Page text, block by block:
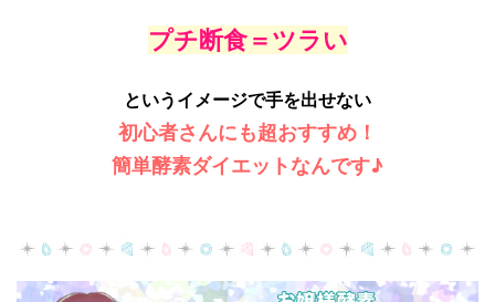
プチ断食＝ツラい
というイメージで手を出せない
初心者さんにも超おすすめ！
簡単酵素ダイエットなんです♪